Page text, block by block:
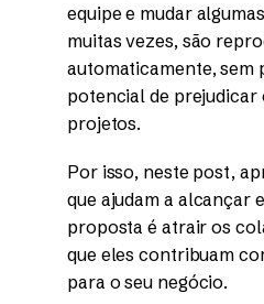
equipe e mudar
muitas vezes, são
automaticamente, sem
potencial de prejudicar
projetos.
Por isso, neste post,
que ajudam a alcançar
proposta é atrair os
que eles contribuam
para o seu negócio.